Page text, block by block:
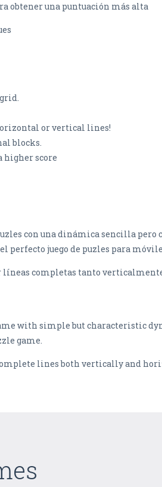
obtener una puntuación más alta
or vertical lines!
blocks.
higher score
con una dinámica sencilla
perfecto juego de puzles para
líneas completas tanto
with simple but characteristic
game.
lines both vertically and